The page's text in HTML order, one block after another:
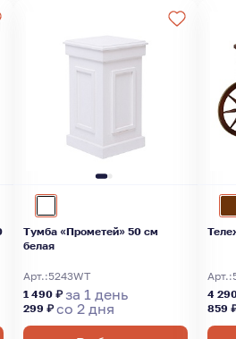
Тумба «Прометей» 50 см
белая
Арт.:5243WT
1 490 ₽ за 1 день
299 ₽со 2 дня
Арт.:
4
859